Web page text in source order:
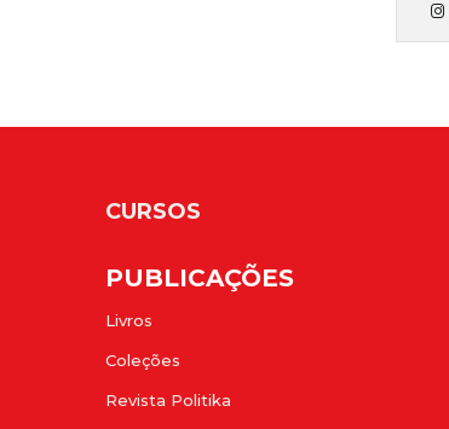
CURSOS
PUBLICAÇÕES
Livros
Coleções
Revista Politika